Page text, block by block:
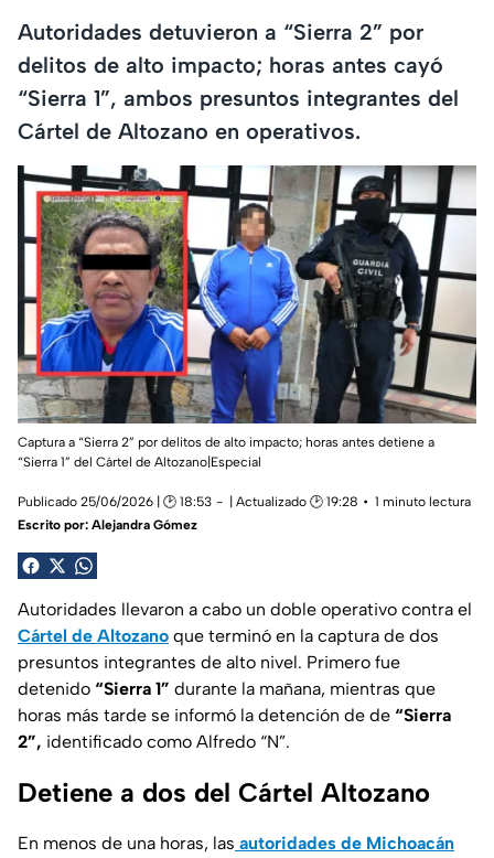
Autoridades detuvieron a “Sierra 2” por
delitos de alto impacto; horas antes cayó
“Sierra 1”, ambos presuntos integrantes del
Cártel de Altozano en operativos.
Captura a “Sierra 2” por delitos de alto impacto; horas antes detiene a
“Sierra 1” del Cártel de Altozano|Especial
Publicado 25/06/2026 | 🕑 18:53 | Actualizado 🕑 19:28
1 minuto lectura
Escrito por: Alejandra Gómez
Autoridades llevaron a cabo un doble operativo contra el
Cártel de Altozano que terminó en la captura de dos
presuntos integrantes de alto nivel. Primero fue
detenido “Sierra 1” durante la mañana, mientras que
horas más tarde se informó la detención de de “Sierra
2”, identificado como Alfredo “N”.
Detiene a dos del Cártel Altozano
En menos de una horas, las autoridades de Michoacán